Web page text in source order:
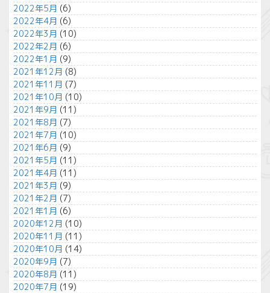
2022年5月 (6)
2022年4月 (6)
2022年3月 (10)
2022年2月 (6)
2022年1月 (9)
2021年12月 (8)
2021年11月 (7)
2021年10月 (10)
2021年9月 (11)
2021年8月 (7)
2021年7月 (10)
2021年6月 (9)
2021年5月 (11)
2021年4月 (11)
2021年3月 (9)
2021年2月 (7)
2021年1月 (6)
2020年12月 (10)
2020年11月 (11)
2020年10月 (14)
2020年9月 (7)
2020年8月 (11)
2020年7月 (19)